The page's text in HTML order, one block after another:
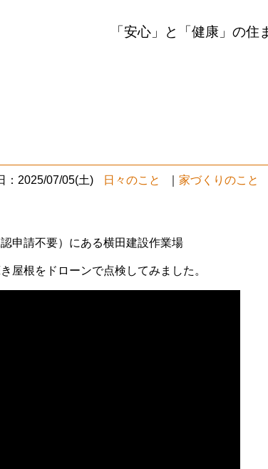
「安心」と「健康」の住
：2025/07/05(土) 日々のこと 家づくりのこと
申請不要）にある横田建設作業場
屋根をドローンで点検してみました。